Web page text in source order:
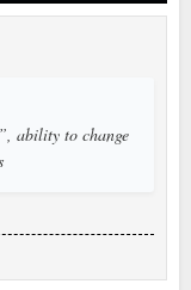
ability to change